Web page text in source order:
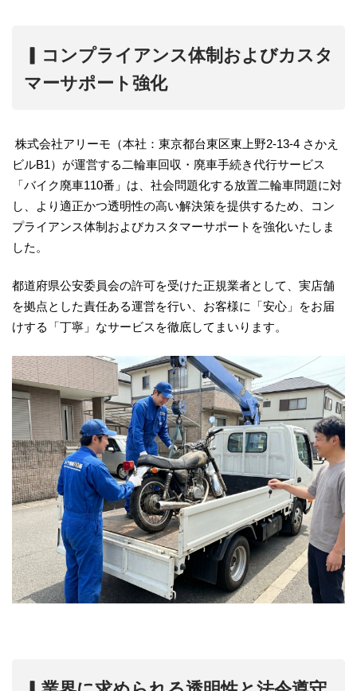
コンプライアンス体制およびカスタ
マーサポート強化
株式会社アリーモ（本社：東京都台東区東上野2-13-4 さかえ
ビルB1）が運営する二輪車回収・廃車手続き代行サービス
「バイク廃車110番」は、社会問題化する放置二輪車問題に対
し、より適正かつ透明性の高い解決策を提供するため、コン
プライアンス体制およびカスタマーサポートを強化いたしま
した。
都道府県公安委員会の許可を受けた正規業者として、実店舗
を拠点とした責任ある運営を行い、お客様に「安心」をお届
けする「丁寧」なサービスを徹底してまいります。